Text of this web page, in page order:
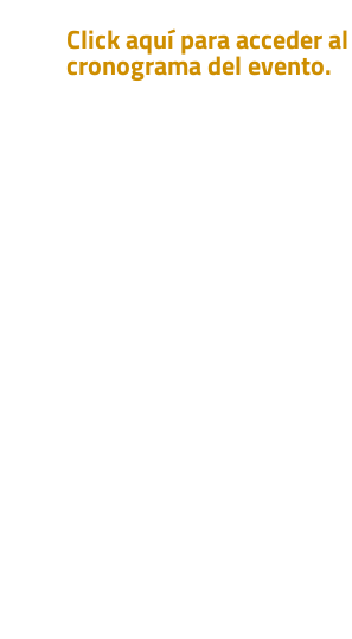
Click aquí para acceder al
cronograma del evento.